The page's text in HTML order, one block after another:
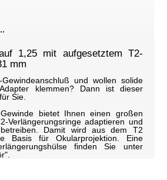
1,25 mit aufgesetztem T2-
mm
und wollen solide
klemmen? Dann ist dieser
Sie.
bietet Ihnen einen großen
Verlängerungsringe adaptieren und
Damit wird aus dem T2
Basis für Okularprojektion. Eine
finden Sie unter